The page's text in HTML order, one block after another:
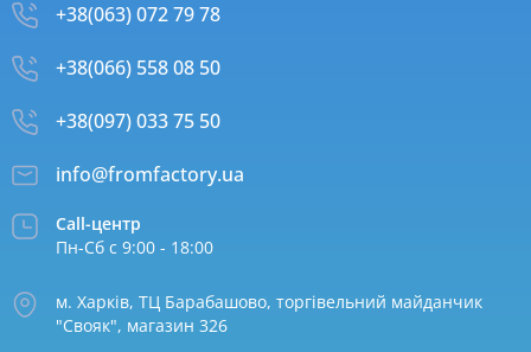
+38(063) 072 79 78
+38(066) 558 08 50
+38(097) 033 75 50
info@fromfactory.ua
Call-центр
Пн-Сб с 9:00 - 18:00
м. Харків, ТЦ Барабашово, торгівельний майданчик
"Свояк", магазин 326